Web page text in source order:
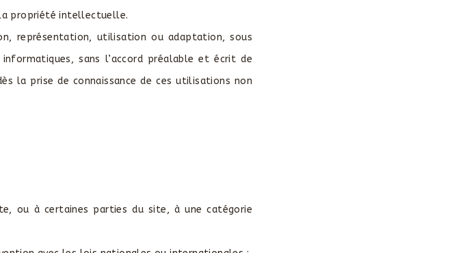
propriété intellectuelle.
représentation, utilisation ou adaptation, sous
sans l’accord préalable et écrit de
la prise de connaissance de ces utilisations non
ou à certaines parties du site, à une catégorie